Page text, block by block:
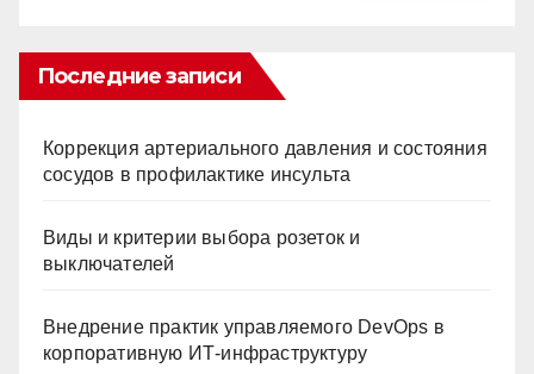
Последние записи
Коррекция артериального давления и состояния
сосудов в профилактике инсульта
Виды и критерии выбора розеток и
выключателей
Внедрение практик управляемого DevOps в
корпоративную ИТ-инфраструктуру